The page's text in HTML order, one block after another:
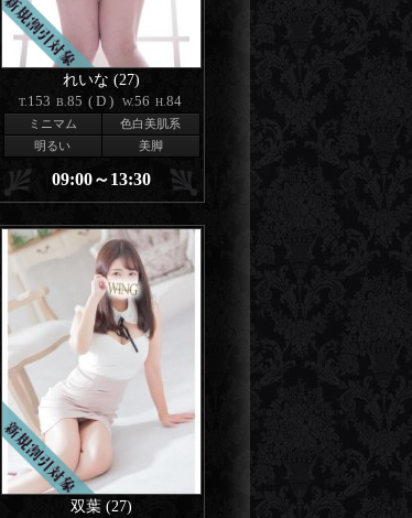
れいな (27)
T. 153 B. 85 (D) W.56 H. 84
ミニマム
色白美肌系
明るい
美脚
09:00～13:30
双葉 (27)